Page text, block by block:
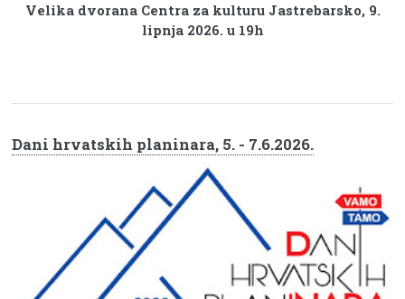
Velika dvorana Centra za kulturu Jastrebarsko, 9.
lipnja 2026. u 19h
Dani hrvatskih planinara, 5. - 7.6.2026.